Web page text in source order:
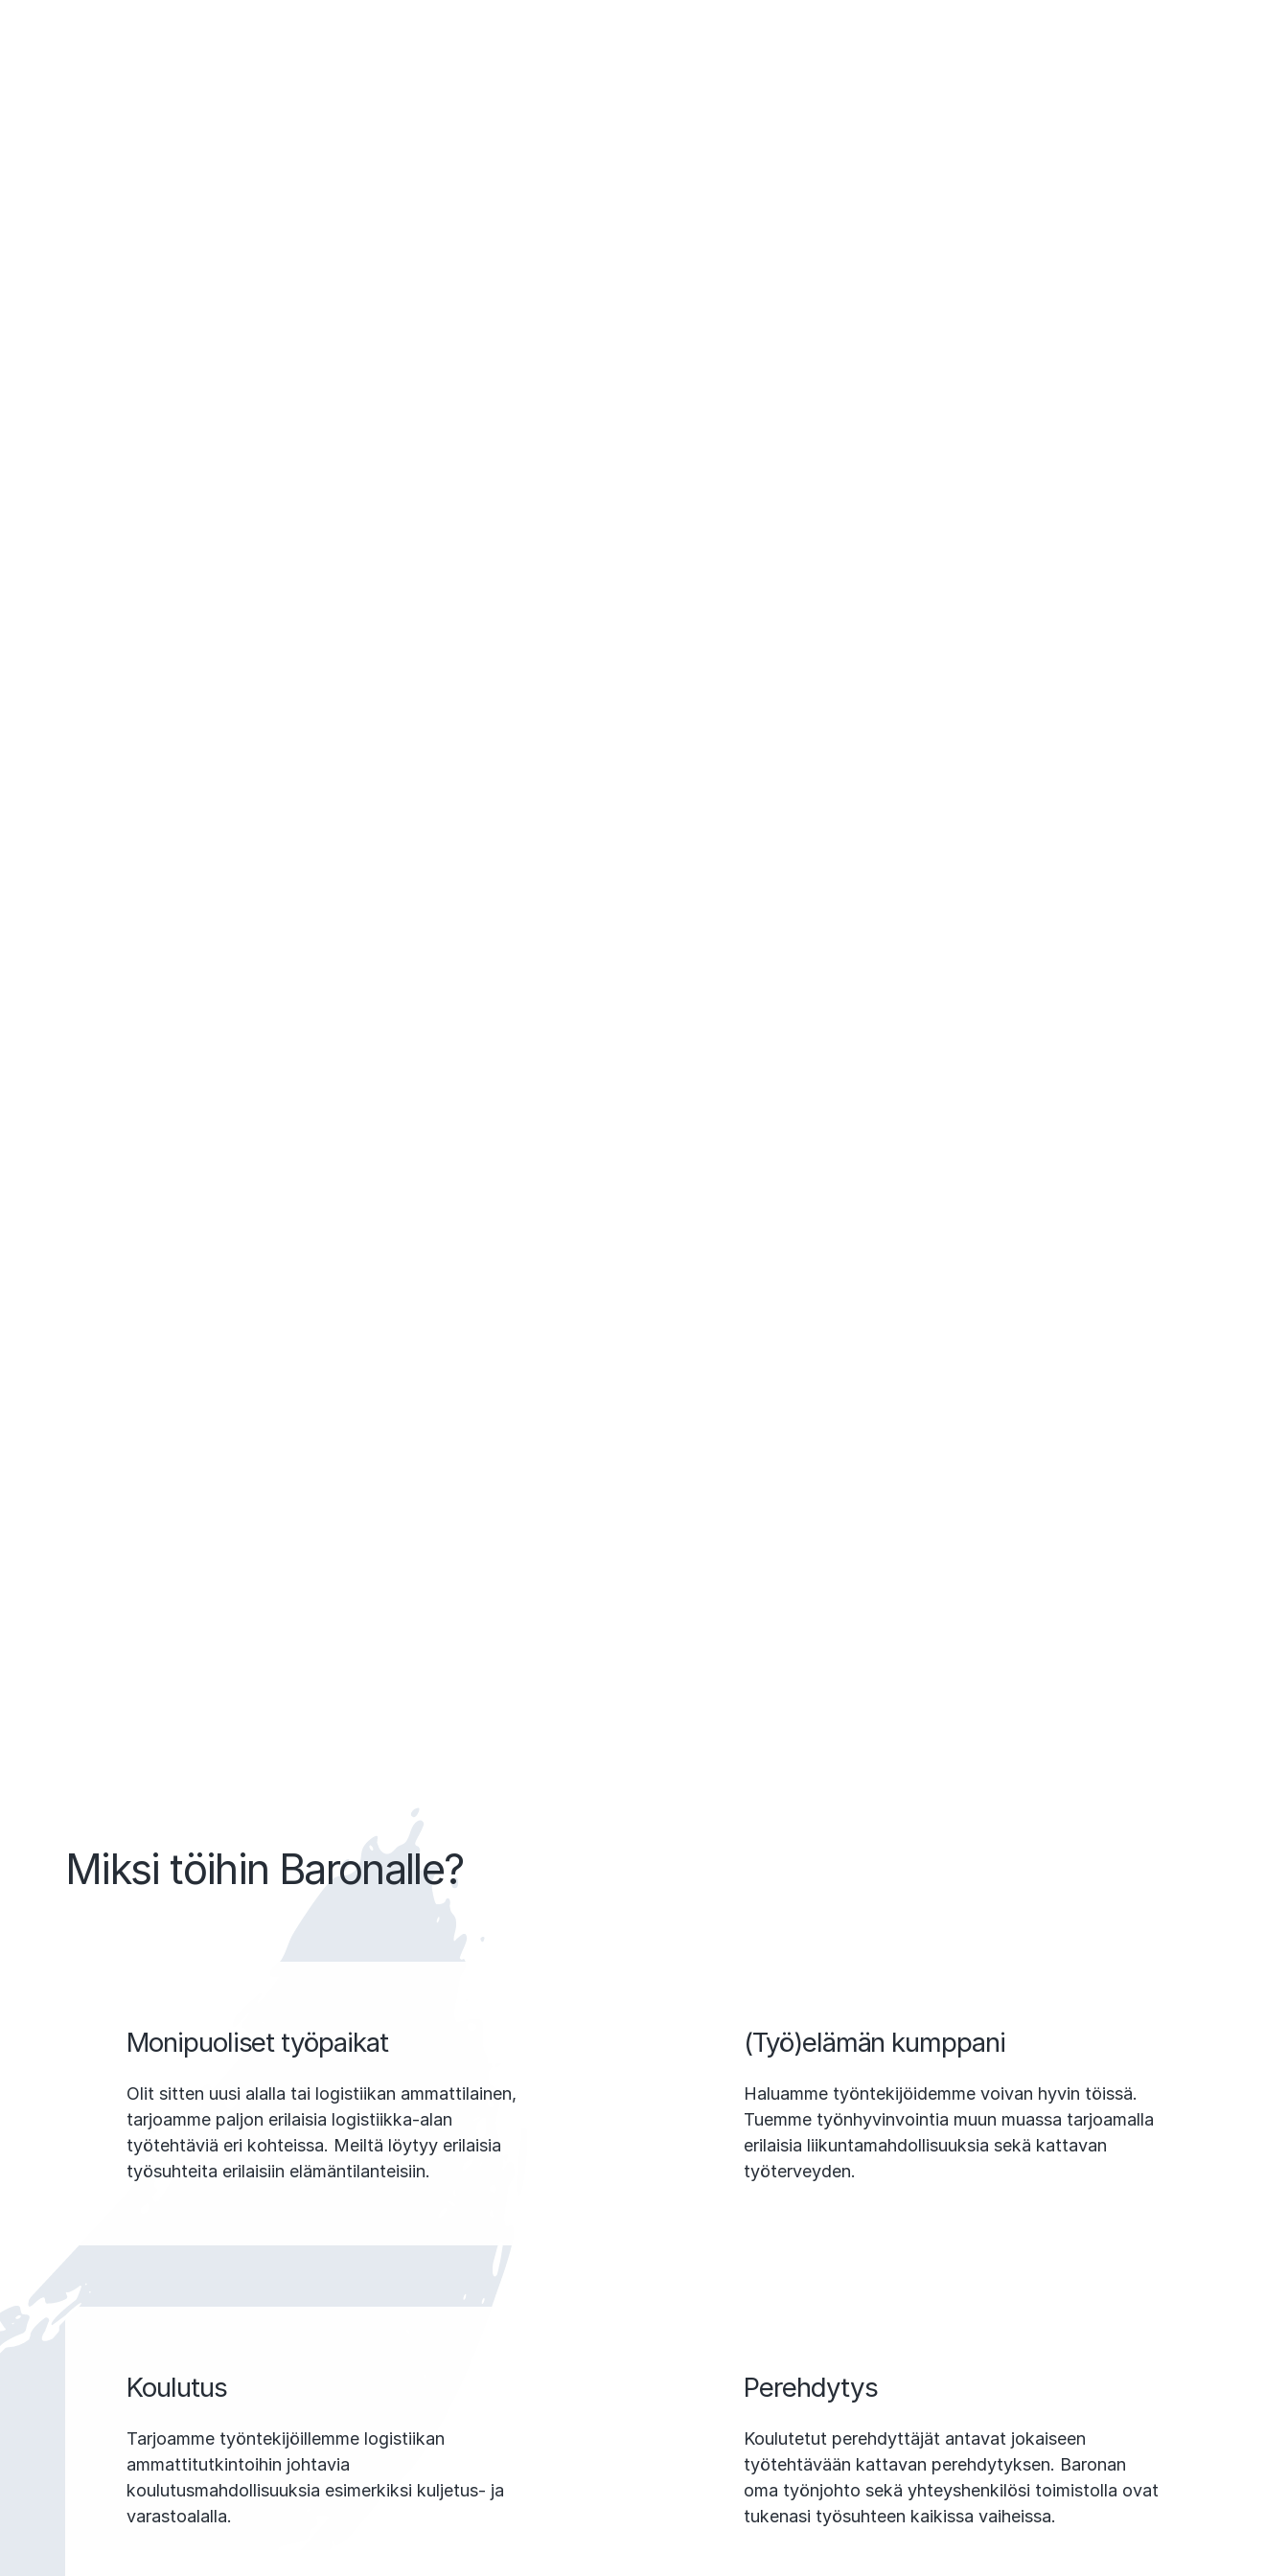
Miksi töihin Baronalle?
Monipuoliset työpaikat
Olit sitten uusi alalla tai logistiikan ammattilainen,
tarjoamme paljon erilaisia logistiikka-alan
työtehtäviä eri kohteissa. Meiltä löytyy erilaisia
työsuhteita erilaisiin elämäntilanteisiin.
Koulutus
Tarjoamme työntekijöillemme logistiikan
ammattitutkintoihin johtavia
koulutusmahdollisuuksia esimerkiksi kuljetus- ja
varastoalalla.
(Työ)elämän kumppani
Haluamme työntekijöidemme voivan hyvin töissä.
Tuemme työnhyvinvointia muun muassa tarjoamalla
erilaisia liikuntamahdollisuuksia sekä kattavan
työterveyden.
Perehdytys
Koulutetut perehdyttäjät antavat jokaiseen
työtehtävään kattavan perehdytyksen. Baronan
oma työnjohto sekä yhteyshenkilösi toimistolla ovat
tukenasi työsuhteen kaikissa vaiheissa.